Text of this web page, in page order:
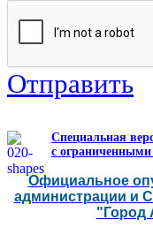
Отправить
Специальная
с
Официальное
администрации и
"Город